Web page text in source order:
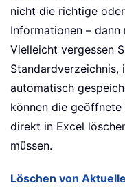
nicht die richtige
Informationen –
Vielleicht vergessen
Standardverzeichnis,
automatisch
können die
direkt in Excel
müssen.
Löschen von